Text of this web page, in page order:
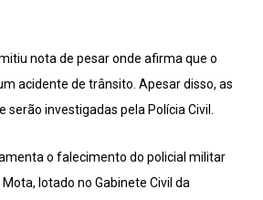
nota de pesar onde afirma que o
acidente de trânsito. Apesar disso, as
serão investigadas pela Polícia Civil.
o falecimento do policial militar
lotado no Gabinete Civil da